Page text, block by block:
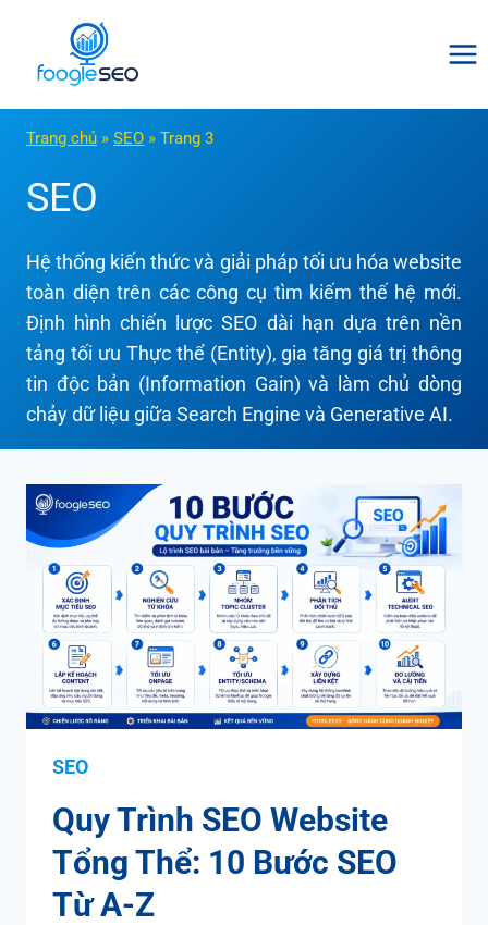
content
Trang chủ » SEO » Trang 3
SEO
Hệ thống kiến thức và giải pháp tối ưu hóa website
toàn diện trên các công cụ tìm kiếm thế hệ mới.
Định hình chiến lược SEO dài hạn dựa trên nền
tảng tối ưu Thực thể (Entity), gia tăng giá trị thông
tin độc bản (Information Gain) và làm chủ dòng
chảy dữ liệu giữa Search Engine và Generative AI.
SEO
Quy Trình SEO Website
Tổng Thể: 10 Bước SEO
Từ A-Z